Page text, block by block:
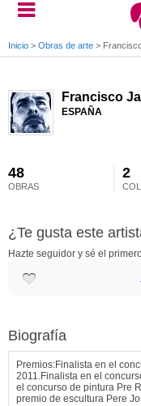
Inicio > Obras de arte >
Francisco
ESPAÑA
48
OBRAS
2
¿Te gusta este
Hazte seguidor y sé el
Biografía
Premios:Finalista en el
2011.Finalista en el
el concurso de pintura Pre
premio de escultura Pere